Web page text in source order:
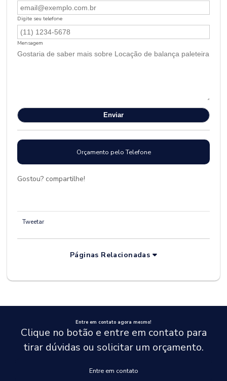
Digite seu telefone
Mensagem
Orçamento pelo Telefone
Gostou? compartilhe!
Tweetar
Páginas Relacionadas
Entre em contato agora mesmo!
Clique no botão e entre em contato para
tirar dúvidas ou solicitar um orçamento.
Entre em contato